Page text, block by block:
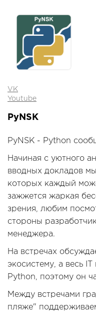
VK
Youtube
PyNSK
PyNSK - Python
Начиная с уютного
вводных докладов
которых каждый
зажжется жаркая
зрения, любим
стороны
менеджера.
На встречах
экосистему, а весь
Python, поэтому он
Между встречами
пляже"